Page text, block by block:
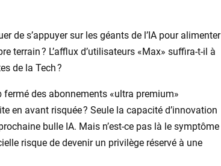
de s’appuyer sur les géants de l’IA pour alimenter
terrain ? L’afflux d’utilisateurs «Max» suffira-t-il à
de la Tech ?
fermé des abonnements «ultra premium»
en avant risquée ? Seule la capacité d’innovation
bulle IA. Mais n’est-ce pas là le symptôme
risque de devenir un privilège réservé à une